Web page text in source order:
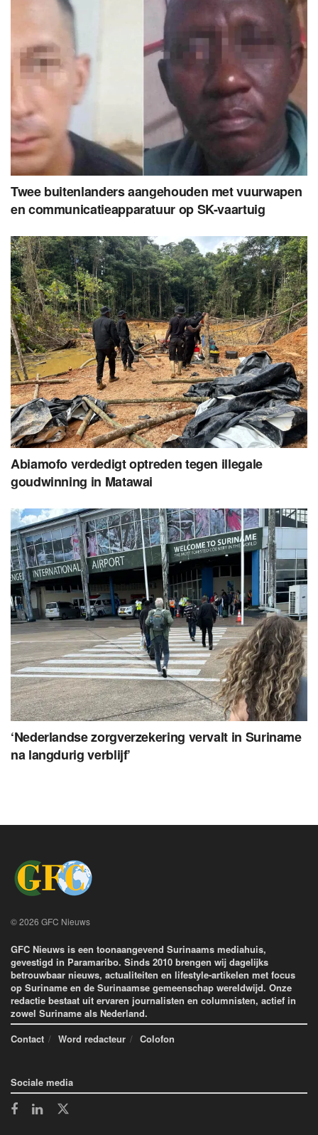
Twee buitenlanders aangehouden met vuurwapen
en communicatieapparatuur op SK-vaartuig
Abiamofo verdedigt optreden tegen illegale
goudwinning in Matawai
‘Nederlandse zorgverzekering vervalt in Suriname
na langdurig verblijf’
© 2026 GFC Nieuws
GFC Nieuws is een toonaangevend Surinaams mediahuis,
gevestigd in Paramaribo. Sinds 2010 brengen wij dagelijks
betrouwbaar nieuws, actualiteiten en lifestyle-artikelen met focus
op Suriname en de Surinaamse gemeenschap wereldwijd. Onze
redactie bestaat uit ervaren journalisten en columnisten, actief in
zowel Suriname als Nederland.
Contact
Word redacteur Colofon
Sociale media